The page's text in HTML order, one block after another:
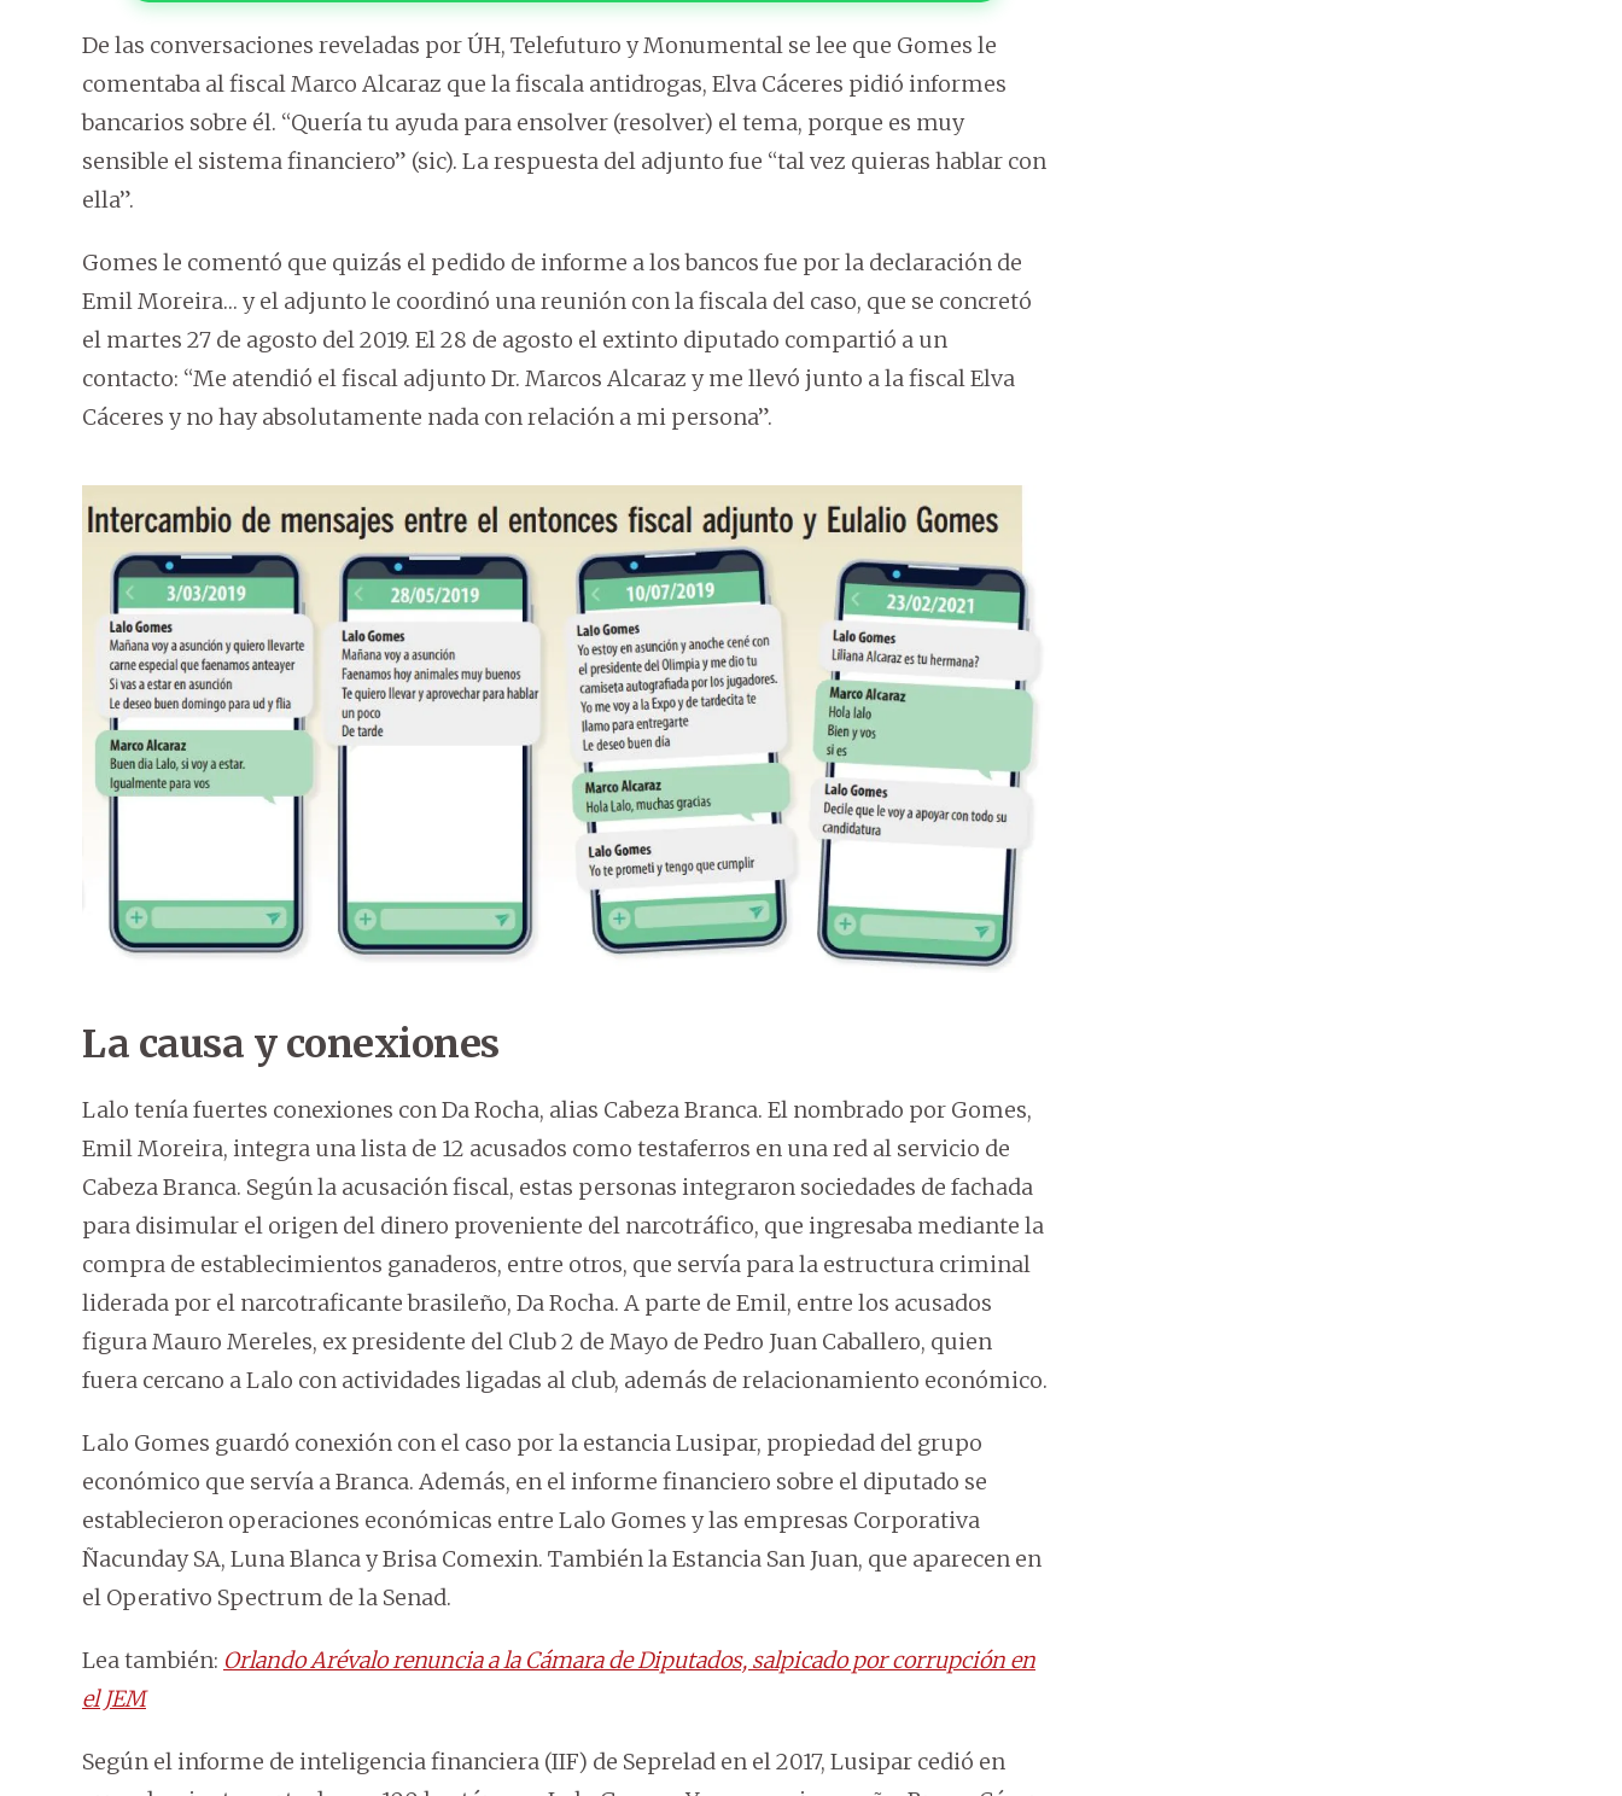
De las conversaciones reveladas por ÚH, Telefuturo y Monumental se lee que Gomes le
comentaba al fiscal Marco Alcaraz que la fiscala antidrogas, Elva Cáceres pidió informes
bancarios sobre él. “Quería tu ayuda para ensolver (resolver) el tema, porque es muy
sensible el sistema financiero” (sic). La respuesta del adjunto fue “tal vez quieras hablar con
ella”.
Gomes le comentó que quizás el pedido de informe a los bancos fue por la declaración de
Emil Moreira… y el adjunto le coordinó una reunión con la fiscala del caso, que se concretó
el martes 27 de agosto del 2019. El 28 de agosto el extinto diputado compartió a un
contacto: “Me atendió el fiscal adjunto Dr. Marcos Alcaraz y me llevó junto a la fiscal Elva
Cáceres y no hay absolutamente nada con relación a mi persona”.
La causa y conexiones
Lalo tenía fuertes conexiones con Da Rocha, alias Cabeza Branca. El nombrado por Gomes,
Emil Moreira, integra una lista de 12 acusados como testaferros en una red al servicio de
Cabeza Branca. Según la acusación fiscal, estas personas integraron sociedades de fachada
para disimular el origen del dinero proveniente del narcotráfico, que ingresaba mediante la
compra de establecimientos ganaderos, entre otros, que servía para la estructura criminal
liderada por el narcotraficante brasileño, Da Rocha. A parte de Emil, entre los acusados
figura Mauro Mereles, ex presidente del Club 2 de Mayo de Pedro Juan Caballero, quien
fuera cercano a Lalo con actividades ligadas al club, además de relacionamiento económico.
Lalo Gomes guardó conexión con el caso por la estancia Lusipar, propiedad del grupo
económico que servía a Branca. Además, en el informe financiero sobre el diputado se
establecieron operaciones económicas entre Lalo Gomes y las empresas Corporativa
Ñacunday SA, Luna Blanca y Brisa Comexin. También la Estancia San Juan, que aparecen en
el Operativo Spectrum de la Senad.
Lea también: Orlando Arévalo renuncia a la Cámara de Diputados, salpicado por corrupción en
el JEM
Según el informe de inteligencia financiera (IIF) de Seprelad en el 2017, Lusipar cedió en